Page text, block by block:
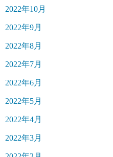
2022年10月
2022年9月
2022年8月
2022年7月
2022年6月
2022年5月
2022年4月
2022年3月